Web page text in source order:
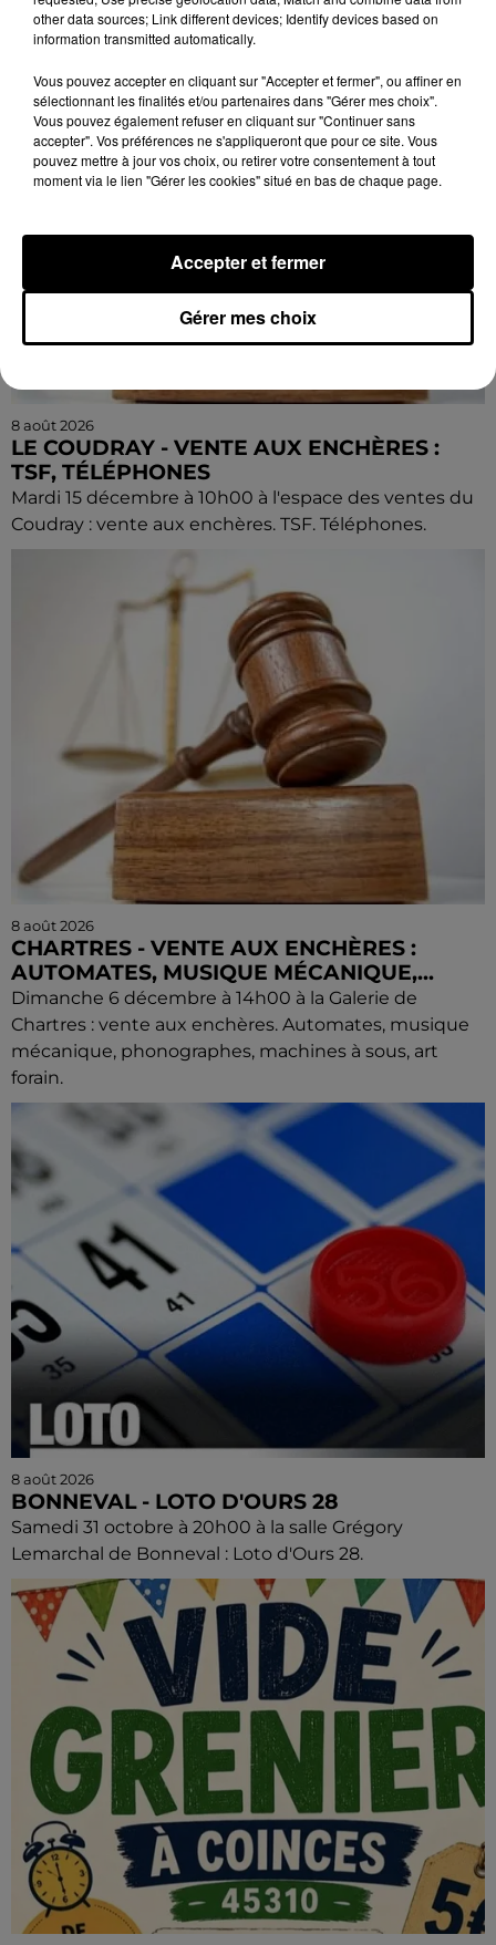
conférence. Par la Compagnie Armata.
8 août 2026
LE COUDRAY - VENTE AUX ENCHÈRES :
TSF, TÉLÉPHONES
Mardi 15 décembre à 10h00 à l'espace des ventes du
Coudray : vente aux enchères. TSF. Téléphones.
8 août 2026
CHARTRES - VENTE AUX ENCHÈRES :
AUTOMATES, MUSIQUE MÉCANIQUE,...
Dimanche 6 décembre à 14h00 à la Galerie de
Chartres : vente aux enchères. Automates, musique
mécanique, phonographes, machines à sous, art
forain.
8 août 2026
BONNEVAL - LOTO D'OURS 28
Samedi 31 octobre à 20h00 à la salle Grégory
Lemarchal de Bonneval : Loto d'Ours 28.
other data sources; Link different devices; Identify devices based on
information transmitted automatically.
Vous pouvez accepter en cliquant sur "Accepter et fermer", ou affiner en
sélectionnant les finalités et/ou partenaires dans "Gérer mes choix".
Vous pouvez également refuser en cliquant sur "Continuer sans
accepter". Vos préférences ne s'appliqueront que pour ce site. Vous
pouvez mettre à jour vos choix, ou retirer votre consentement à tout
moment via le lien "Gérer les cookies" situé en bas de chaque page.
Gérer mes choix
Accepter et fermer